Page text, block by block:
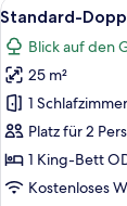
Attic)
Fotos
für
Standard-
Terrasse
(Astur
Terrace)
8
Standard-
Blick auf den
25 m²
1 Schlafzimmer
Platz für 2
1 King-Bett
Kostenloses